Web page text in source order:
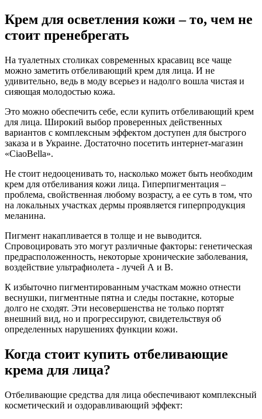
Крем для осветления кожи – то, чем не
стоит пренебрегать
На туалетных столиках современных красавиц все чаще
можно заметить отбеливающий крем для лица. И не
удивительно, ведь в моду всерьез и надолго вошла чистая и
сияющая молодостью кожа.
Это можно обеспечить себе, если купить отбеливающий крем
для лица. Широкий выбор проверенных действенных
вариантов с комплексным эффектом доступен для быстрого
заказа и в Украине. Достаточно посетить интернет-магазин
«CiaoBella».
Не стоит недооценивать то, насколько может быть необходим
крем для отбеливания кожи лица. Гиперпигментация –
проблема, свойственная любому возрасту, а ее суть в том, что
на локальных участках дермы проявляется гиперпродукция
меланина.
Пигмент накапливается в толще и не выводится.
Спровоцировать это могут различные факторы: генетическая
предрасположенность, некоторые хронические заболевания,
воздействие ультрафиолета - лучей А и В.
К избыточно пигментированным участкам можно отнести
веснушки, пигментные пятна и следы постакне, которые
долго не сходят. Эти несовершенства не только портят
внешний вид, но и прогрессируют, свидетельствуя об
определенных нарушениях функции кожи.
Когда стоит купить отбеливающие
крема для лица?
Отбеливающие средства для лица обеспечивают комплексный
косметический и оздоравливающий эффект: